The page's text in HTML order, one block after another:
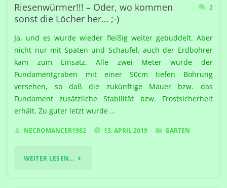
Riesenwürmer!!! – Oder, wo kommen
sonst die Löcher her… ;-)
2
Ja, und es wurde wieder fleißig weiter gebuddelt. Aber
nicht nur mit Spaten und Schaufel, auch der Erdbohrer
kam zum Einsatz. Alle zwei Meter wurde der
Fundamentgraben mit einer 50cm tiefen Bohrung
versehen, so daß die zukünftige Mauer bzw. das
Fundament zusätzliche Stabilität bzw. Frostsicherheit
erhält. Zu guter letzt wurde …
NECROMANCER1982 13. APRIL 2019 GARTEN
WEITER LESEN... "RIESENWÜRMER!!!